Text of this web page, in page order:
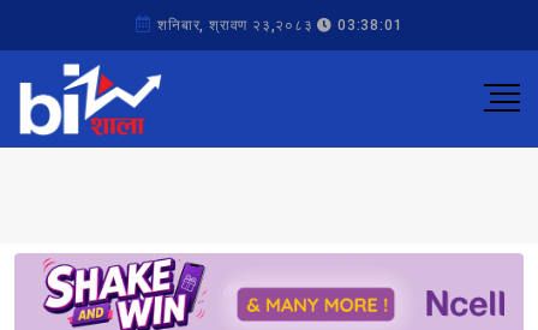
शनिबार, श्रावण २३,२०८३ 03:38:01